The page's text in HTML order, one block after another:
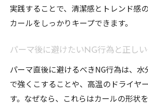
実践することで、清潔感とトレンド感
カールをしっかりキープできます。
パーマ後に避けたいNG行為と正し
パーマ直後に避けるべきNG行為は、
で強くこすることや、高温のドライヤ
す。なぜなら、これらはカールの形状